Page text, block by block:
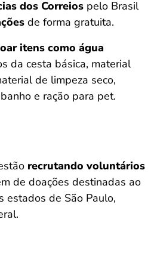
dos Correios pelo Brasil
de forma gratuita.
itens como água
da cesta básica, material
de limpeza seco,
e ração para pet.
recrutando voluntários
de doações destinadas ao
estados de São Paulo,